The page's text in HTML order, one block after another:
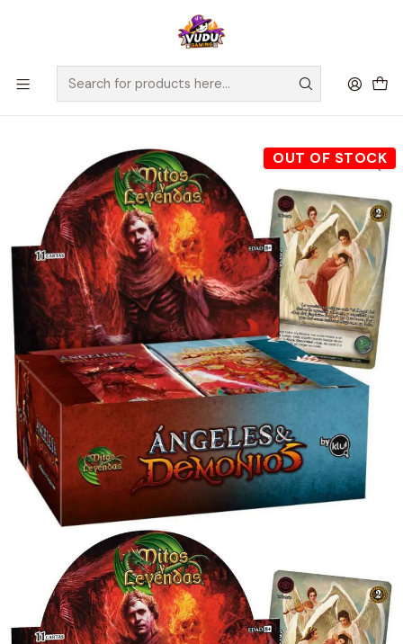
🚀 ¡Despachamos a todo Chile! Envío GRATIS a Regiones sobre
$100.000 y a RM sobre $35.000
Home Juegos de Cartas TCG
Mitos y Leyendas
Sellados Mitos y Leyendas
Mitos Y Leyendas - Ángeles Y Demonios - Display De Sobres
OUT OF STOCK